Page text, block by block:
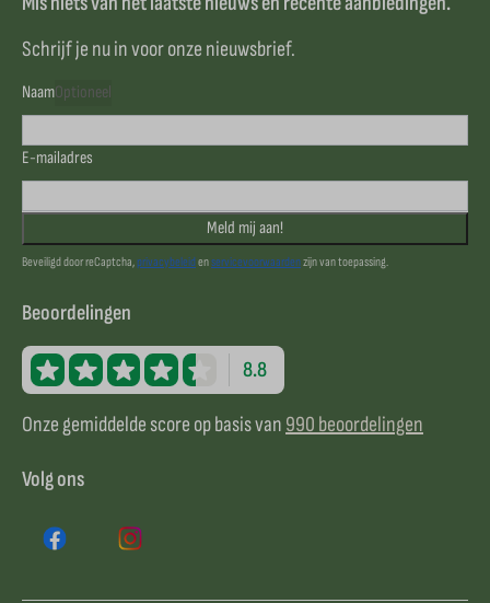
Schrijf je nu in voor onze nieuwsbrief.
NaamOptioneel
E-mailadres
Meld mij aan!
Beveiligd door reCaptcha,privacybeleidenservicevoorwaardenzijn van toepassing.
Beoordelingen
8.8
Onze gemiddelde score op basis van 990 beoordelingen
Volg ons